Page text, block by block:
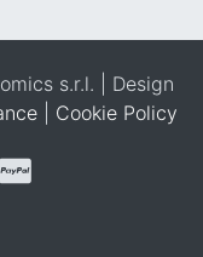
s.r.l. | Design
Cookie Policy